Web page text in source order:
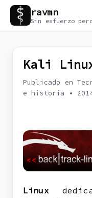
ravmn
Sin esfuerzo
Kali
Publicado en
e historia •
Linux